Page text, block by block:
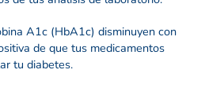
A1c (HbA1c) disminuyen con
de que tus medicamentos
tu diabetes.